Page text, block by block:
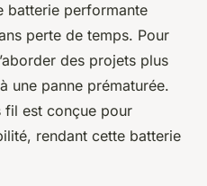
batterie performante
perte de temps. Pour
des projets plus
une panne prématurée.
fil est conçue pour
rendant cette batterie